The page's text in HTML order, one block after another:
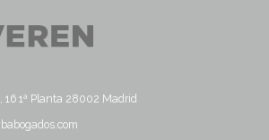
1ª Planta 28002 Madrid